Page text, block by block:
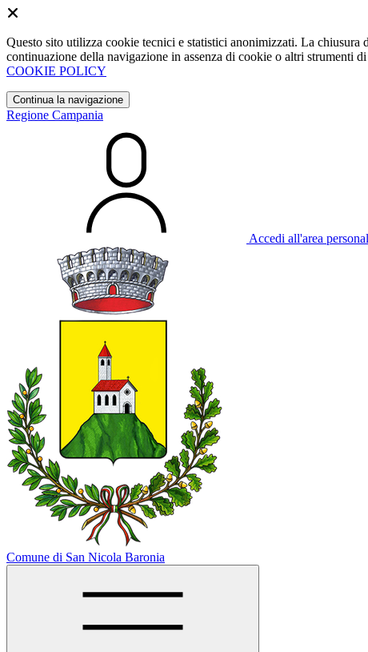
Questo sito utilizza cookie tecnici e statistici anonimizzati. La
continuazione della navigazione in assenza di cookie o altri strumenti
COOKIE POLICY
Continua la navigazione
Regione Campania
Accedi all'area
Comune di San Nicola Baronia